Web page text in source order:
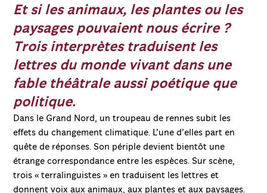
Et si les animaux, les plantes ou les
paysages pouvaient nous écrire ?
Trois interprètes traduisent les
lettres du monde vivant dans une
fable théâtrale aussi poétique que
politique.
Dans le Grand Nord, un troupeau de rennes subit les
effets du changement climatique. L’une d’elles part en
quête de réponses. Son périple devient bientôt une
étrange correspondance entre les espèces. Sur scène,
trois « terralinguistes » en traduisent les lettres et
donnent voix aux animaux, aux plantes et aux paysages.